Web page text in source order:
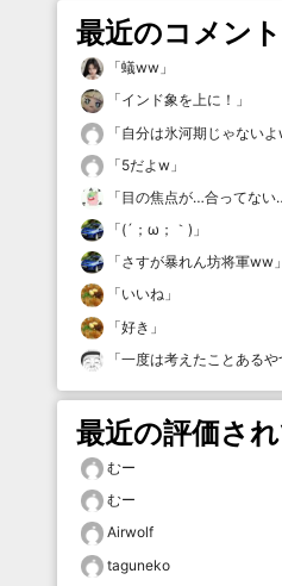
最近のコメント
「蟻ww 」
「インド象を上に！ 」
「自分は氷河期じゃない
「5だよw 」
「目の焦点が…合ってない
「(´；ω；｀) 」
「さすが暴れん坊将軍ww 」
「いいね 」
「好き 」
「一度は考えたことあるや
最近の評価さ
むー
むー
Airwolf
taguneko